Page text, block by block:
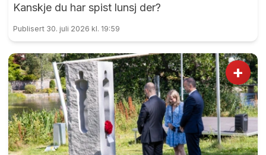
Kanskje du har spist lunsj der?
Publisert 30. juli 2026 kl. 19:59
+